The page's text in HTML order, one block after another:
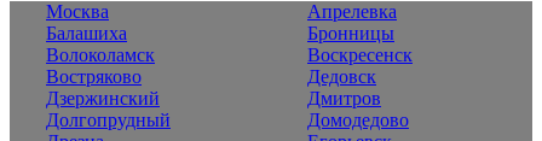
Москва
Апрелевка
Балашиха
Бронницы
Волоколамск
Воскресенск
Востряково
Дедовск
Дзержинский
Дмитров
Долгопрудный
Домодедово